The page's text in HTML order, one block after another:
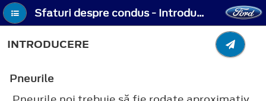
Sfaturi despre condus - Introducere
INTRODUCERE
Pneurile